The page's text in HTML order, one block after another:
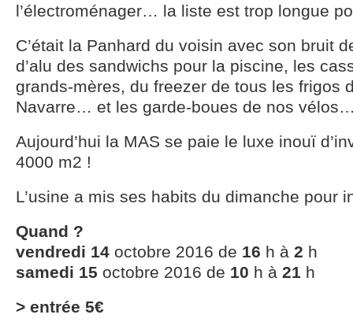
l’électroménager… la liste est trop longue
C’était la Panhard du voisin avec son bruit
d’alu des sandwichs pour la piscine, les
grands-mères, du freezer de tous les frigos
Navarre… et les garde-boues de nos
Aujourd’hui la MAS se paie le luxe inouï
4000 m2 !
L’usine a mis ses habits du dimanche pour
Quand ?
vendredi 14 octobre 2016 de 16 h à 2 h
samedi 15 octobre 2016 de 10 h à 21 h
> entrée 5€